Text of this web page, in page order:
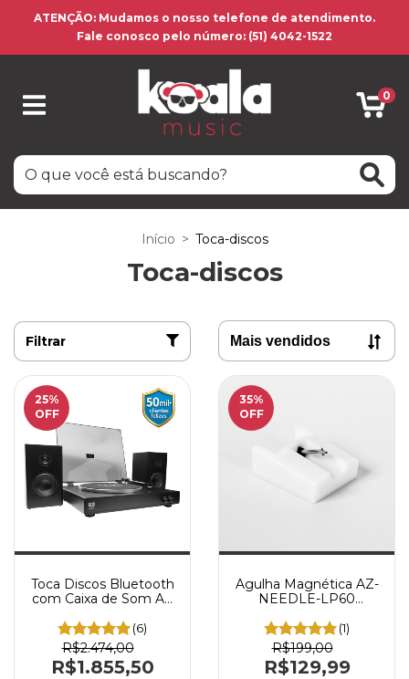
ATENÇÃO: Mudamos o nosso telefone de atendimento.
Fale conosco pelo número: (51) 4042-1522
0
Início > Toca-discos
Toca-discos
Filtrar
25%
OFF
Toca Discos Bluetooth
com Caixa de Som AZ
Vinil Preto(6)
R$2.474,00
R$1.855,50
35%
OFF
Agulha Magnética AZ-
NEEDLE-LP60
Vinil AZ Audio AZ-
LP60XBT
(1)
R$199,00
R$129,99